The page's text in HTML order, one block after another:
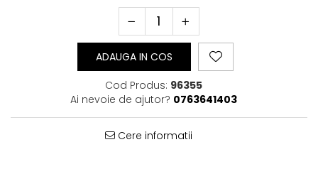
ADAUGA IN COS
Cod Produs: 96355
Ai nevoie de ajutor? 0763641403
Cere informatii